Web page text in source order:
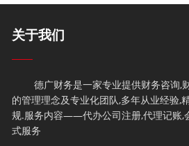
关于我们
德广财务是一家专业提供财务咨询,
的管理理念及专业化团队,多年从业经验,
规.服务内容——代办公司注册,代理记账,
式服务